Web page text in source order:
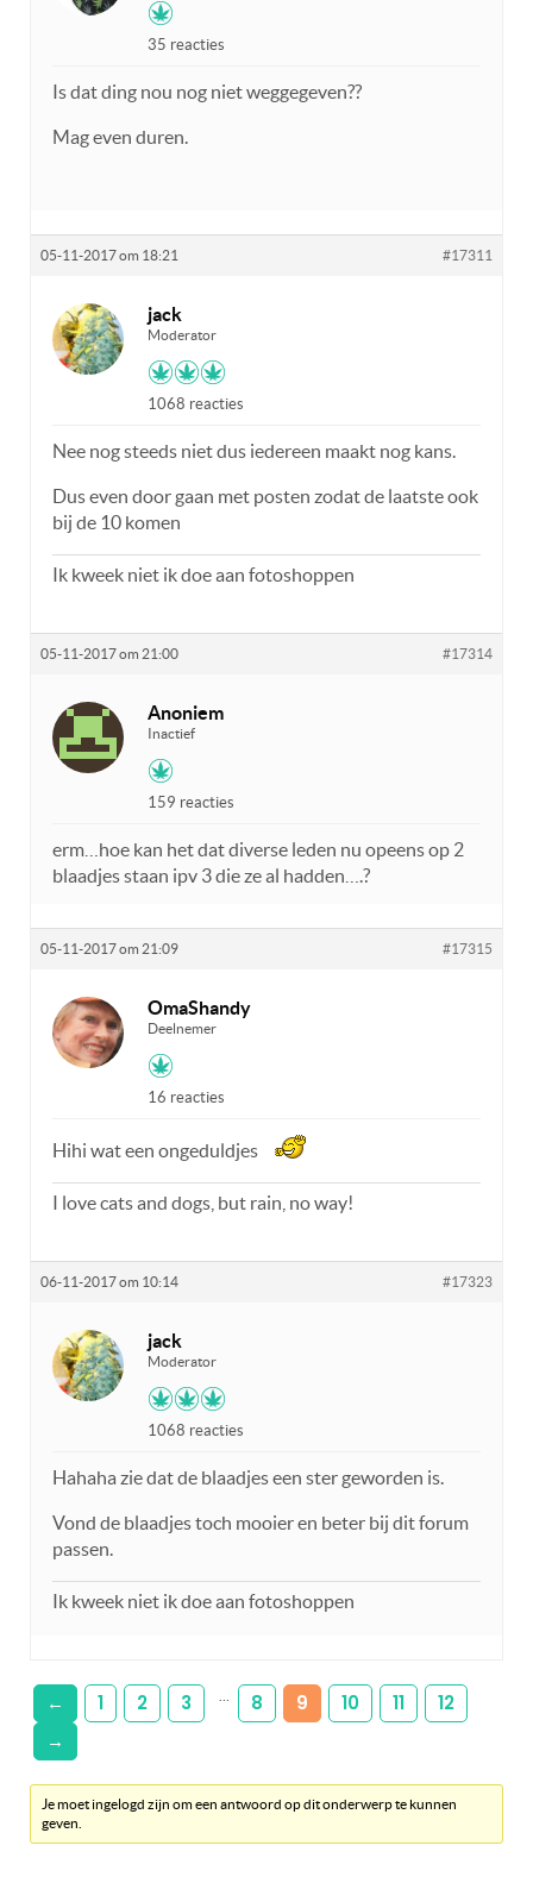
35 reacties
Is dat ding nou nog niet weggegeven??
Mag even duren.
05-11-2017 om 18:21 #17311
jack
Moderator
1068 reacties
Nee nog steeds niet dus iedereen maakt nog kans.
Dus even door gaan met posten zodat de laatste ook
bij de 10 komen
Ik kweek niet ik doe aan fotoshoppen
05-11-2017 om 21:00 #17314
Anoniem
Inactief
159 reacties
erm…hoe kan het dat diverse leden nu opeens op 2
blaadjes staan ipv 3 die ze al hadden….?
05-11-2017 om 21:09 #17315
OmaShandy
Deelnemer
16 reacties
Hihi wat een ongeduldjes
I love cats and dogs, but rain, no way!
06-11-2017 om 10:14 #17323
jack
Moderator
1068 reacties
Hahaha zie dat de blaadjes een ster geworden is.
Vond de blaadjes toch mooier en beter bij dit forum
passen.
Ik kweek niet ik doe aan fotoshoppen
← 1 2 3 8 9 10 11
12
→
Je moet ingelogd zijn om een antwoord op dit onderwerp te kunnen
geven.